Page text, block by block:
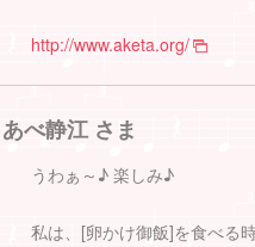
http://www.aketa.org/
あべ静江 さま
うわぁ～♪ 楽しみ♪
私は、[卵かけ御飯]を食べる